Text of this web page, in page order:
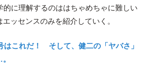
的に理解するのははちゃめちゃに難しい
ッセンスのみを紹介していく。
はこれだ！ そして、健二の「ヤバさ」